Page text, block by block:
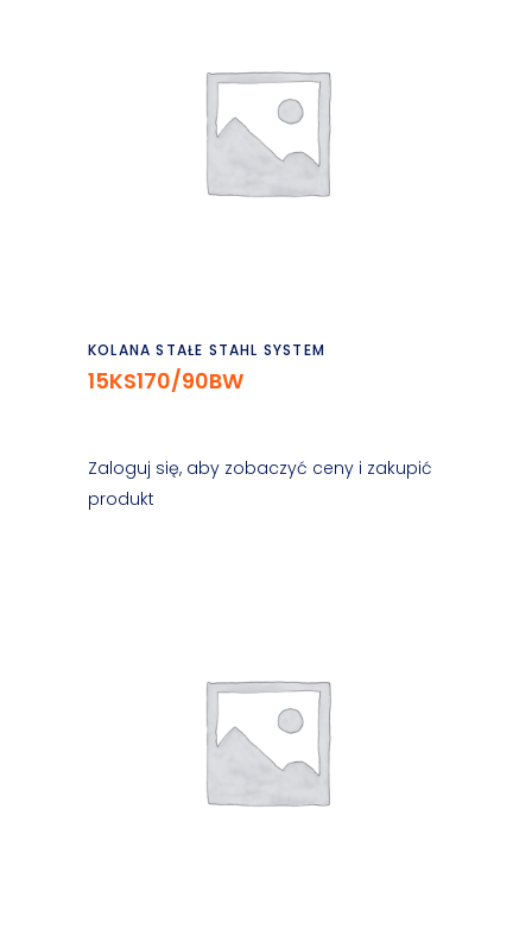
Czytaj dalej
KOLANA STAŁE STAHL SYSTEM
15KS170/90BW
Zaloguj się, aby zobaczyć ceny i zakupić
produkt